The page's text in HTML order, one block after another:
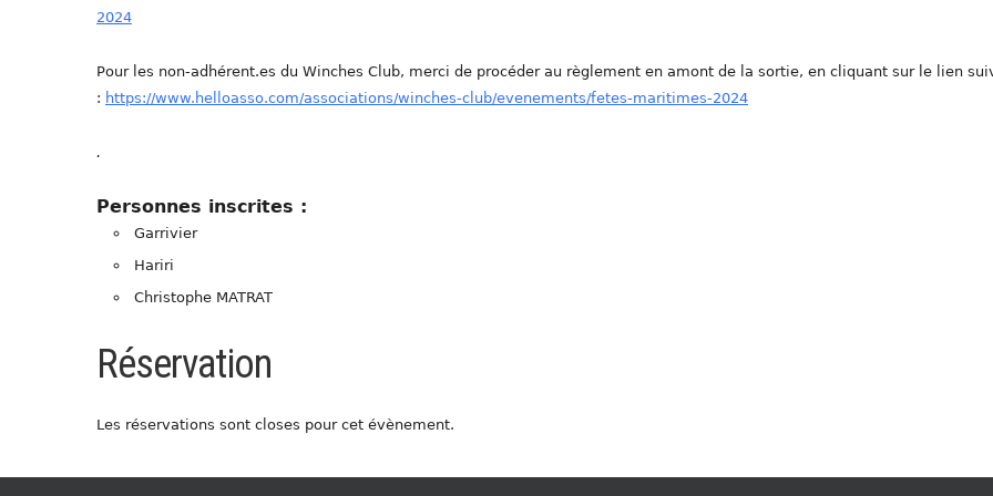
2024
Pour les non-adhérent.es du Winches Club, merci de procéder au règlement en amont de la sortie, en cliquant sur le lien
: https://www.helloasso.com/associations/winches-club/evenements/fetes-maritimes-2024
.
Personnes inscrites :
Garrivier
Hariri
Christophe MATRAT
Réservation
Les réservations sont closes pour cet évènement.